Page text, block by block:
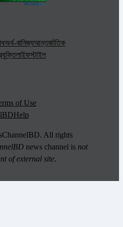
অর্থ-বানিজ্যআন্তর্জাতিক
লাইফস্টাইল
of Use
Help
All rights
news channel is not
of external site.